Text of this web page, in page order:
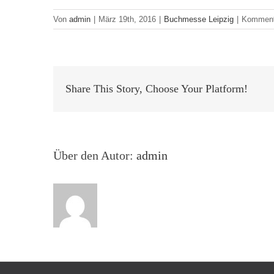
Von admin | März 19th, 2016 | Buchmesse Leipzig |
Share This Story, Choose Your Platform!
Über den Autor: admin